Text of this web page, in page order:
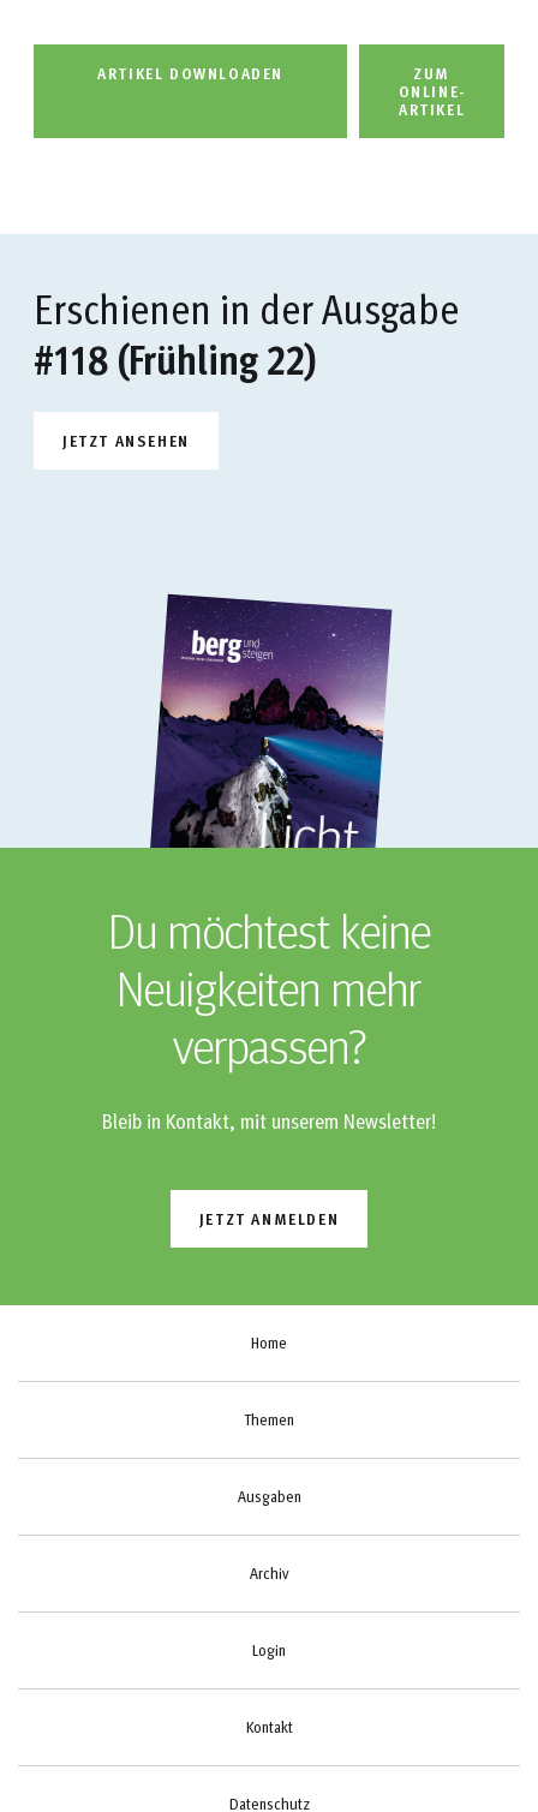
ARTIKEL DOWNLOADEN ZUM
ONLINE-
ARTIKEL
Erschienen in der Ausgabe
#118 (Frühling 22)
JETZT ANSEHEN
Du möchtest keine
Neuigkeiten mehr
verpassen?
Bleib in Kontakt, mit unserem Newsletter!
JETZT ANMELDEN
Home
Themen
Ausgaben
Archiv
Login
Kontakt
Datenschutz